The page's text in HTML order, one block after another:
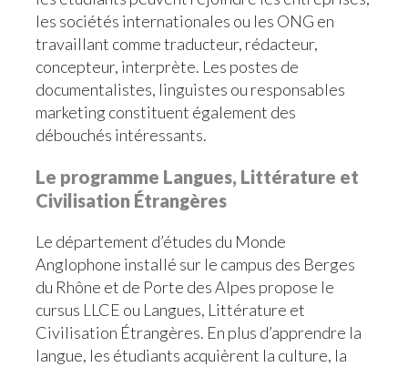
les sociétés internationales ou les ONG en
travaillant comme traducteur, rédacteur,
concepteur, interprète. Les postes de
documentalistes, linguistes ou responsables
marketing constituent également des
débouchés intéressants.
Le programme Langues, Littérature et
Civilisation Étrangères
Le département d’études du Monde
Anglophone installé sur le campus des Berges
du Rhône et de Porte des Alpes propose le
cursus LLCE ou Langues, Littérature et
Civilisation Étrangères. En plus d’apprendre la
langue, les étudiants acquièrent la culture, la